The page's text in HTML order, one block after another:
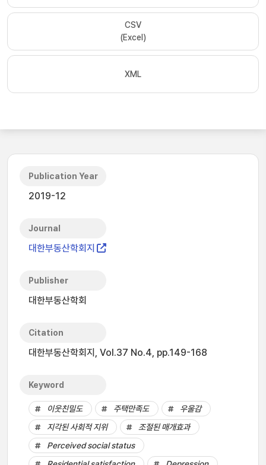
CSV
(Excel)
XML
Publication Year
2019-12
Journal
대한부동산학회지
Publisher
대한부동산학회
Citation
대한부동산학회지, Vol.37 No.4, pp.149-168
Keyword
이웃친밀도 주택만족도
우울감
지각된 사회적 지위
조절된 매개효과
Perceived social status